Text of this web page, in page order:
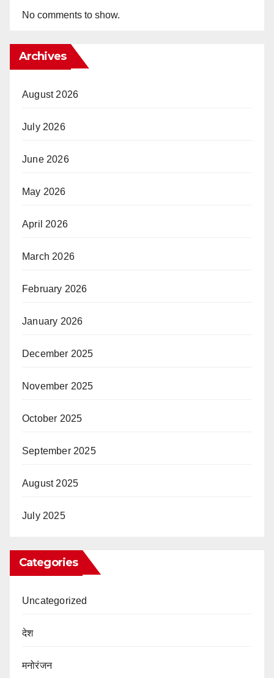
No comments to show.
Archives
August 2026
July 2026
June 2026
May 2026
April 2026
March 2026
February 2026
January 2026
December 2025
November 2025
October 2025
September 2025
August 2025
July 2025
Categories
Uncategorized
देश
मनोरंजन